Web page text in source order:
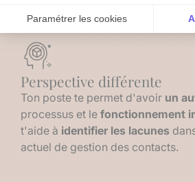
Paramétrer les cookies
Axeptio consent
Plateforme de Gestion du
Notre plateforme vous permet
Perspective différente
Ton poste te permet d'avoir un
processus et le fonctionnement
t'aide à identifier les lacunes
actuel de gestion des contacts.